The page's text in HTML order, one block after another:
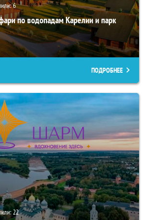
6
по водопадам Карелии и парк
ПОДРОБНЕЕ
22